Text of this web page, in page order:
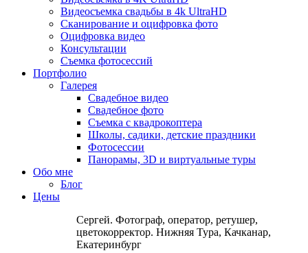
Видеосъемка свадьбы в 4k UltraHD
Сканирование и оцифровка фото
Оцифровка видео
Консультации
Съемка фотосессий
Портфолио
Галерея
Свадебное видео
Свадебное фото
Съемка с квадрокоптера
Школы, садики, детские праздники
Фотосессии
Панорамы, 3D и виртуальные туры
Обо мне
Блог
Цены
Сергей. Фотограф, оператор, ретушер,
цветокорректор. Нижняя Тура, Качканар,
Екатеринбург